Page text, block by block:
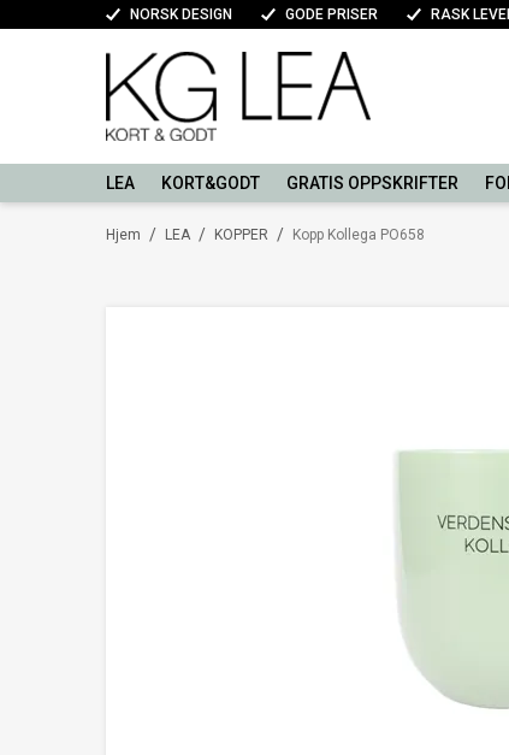
NORSK DESIGN GODE PRISER RASK
LEA KORT&GODT GRATIS OPPSKRIFTER
/
Hjem /
LEA /
KOPPER Kopp Kollega PO658